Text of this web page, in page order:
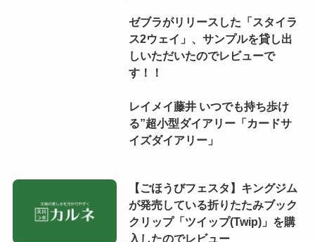
ゼブラがリリースした「スタイラ
ス2ウェイ」、サンプルを貸し出
しいただいたのでレビューで
す！！
レイメイ藤井 いつでも持ち歩け
る”超小型ダイアリー「カードサ
イズダイアリー」
【ごほうびフェスタ】キングジム
が発売している折りたたみブック
クリップ「ツイップ(Twip)」を購
入したのでレビュー